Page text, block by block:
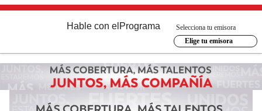
Hable con el Programa
Selecciona tu emisora
Elige tu emisora